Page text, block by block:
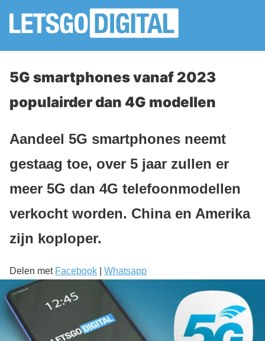
5G smartphones vanaf 2023
populairder dan 4G modellen
Aandeel 5G smartphones neemt
gestaag toe, over 5 jaar zullen er
meer 5G dan 4G telefoonmodellen
verkocht worden. China en Amerika
zijn koploper.
Delen met Facebook Whatsapp